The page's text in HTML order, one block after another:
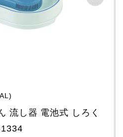
流し器 電池式 しろく